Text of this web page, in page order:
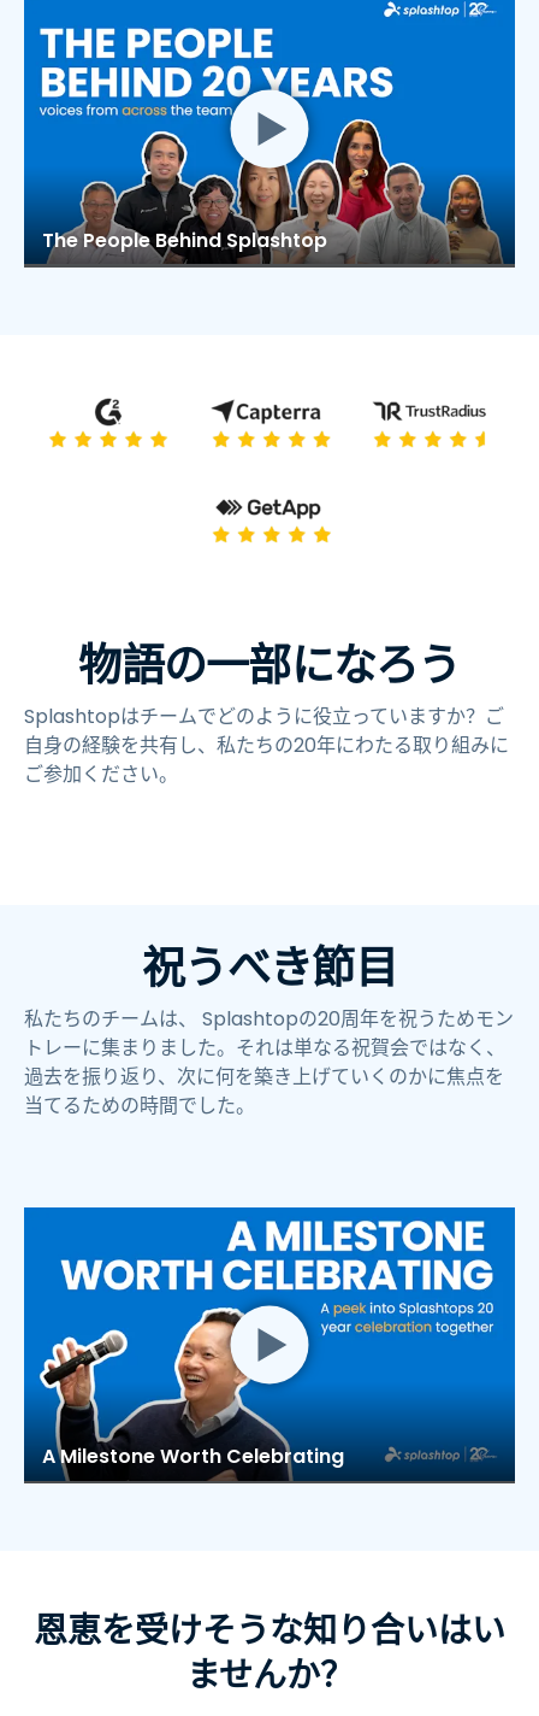
The People Behind Splashtop
物語の一部になろう
Splashtopはチームでどのように役立っていますか？ご
自身の経験を共有し、私たちの20年にわたる取り組みに
ご参加ください。
祝うべき節目
私たちのチームは、 Splashtopの20周年を祝うためモン
トレーに集まりました。それは単なる祝賀会ではなく、
過去を振り返り、次に何を築き上げていくのかに焦点を
当てるための時間でした。
A Milestone Worth Celebrating
恩恵を受けそうな知り合いはい
ませんか？